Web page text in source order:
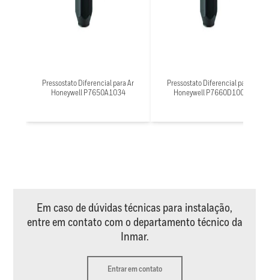
Pressostato Diferencial para Ar
Honeywell P7650A1034
Pressostato Diferencial para Ar
Honeywell P7660D1000X
Em caso de dúvidas técnicas para instalação,
entre em contato com o departamento técnico da
Inmar.
Entrar em contato